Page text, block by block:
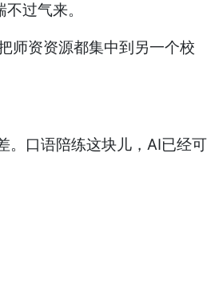
过气来。
师资资源都集中到另一个校
。口语陪练这块儿，AI已经可